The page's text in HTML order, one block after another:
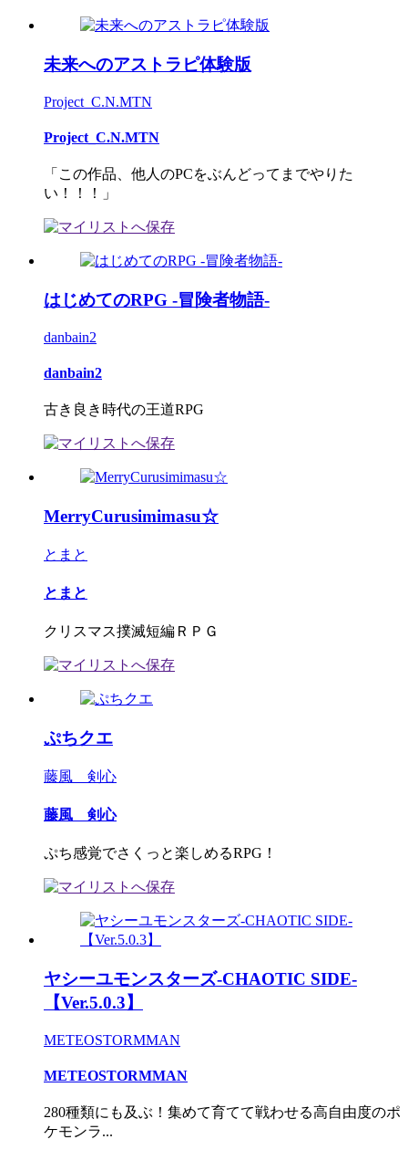
未来へのアストラピ体験版
Project_C.N.MTN
Project_C.N.MTN
「この作品、他人のPCをぶんどってまでやりた
い！！！」
はじめてのRPG -冒険者物語-
danbain2
danbain2
古き良き時代の王道RPG
MerryCurusimimasu☆
とまと
とまと
クリスマス撲滅短編ＲＰＧ
ぷちクエ
藤風 剣心
藤風 剣心
ぷち感覚でさくっと楽しめるRPG！
ヤシーユモンスターズ-CHAOTIC SIDE-
【Ver.5.0.3】
METEOSTORMMAN
METEOSTORMMAN
280種類にも及ぶ！集めて育てて戦わせる高自由度のポ
ケモンラ...